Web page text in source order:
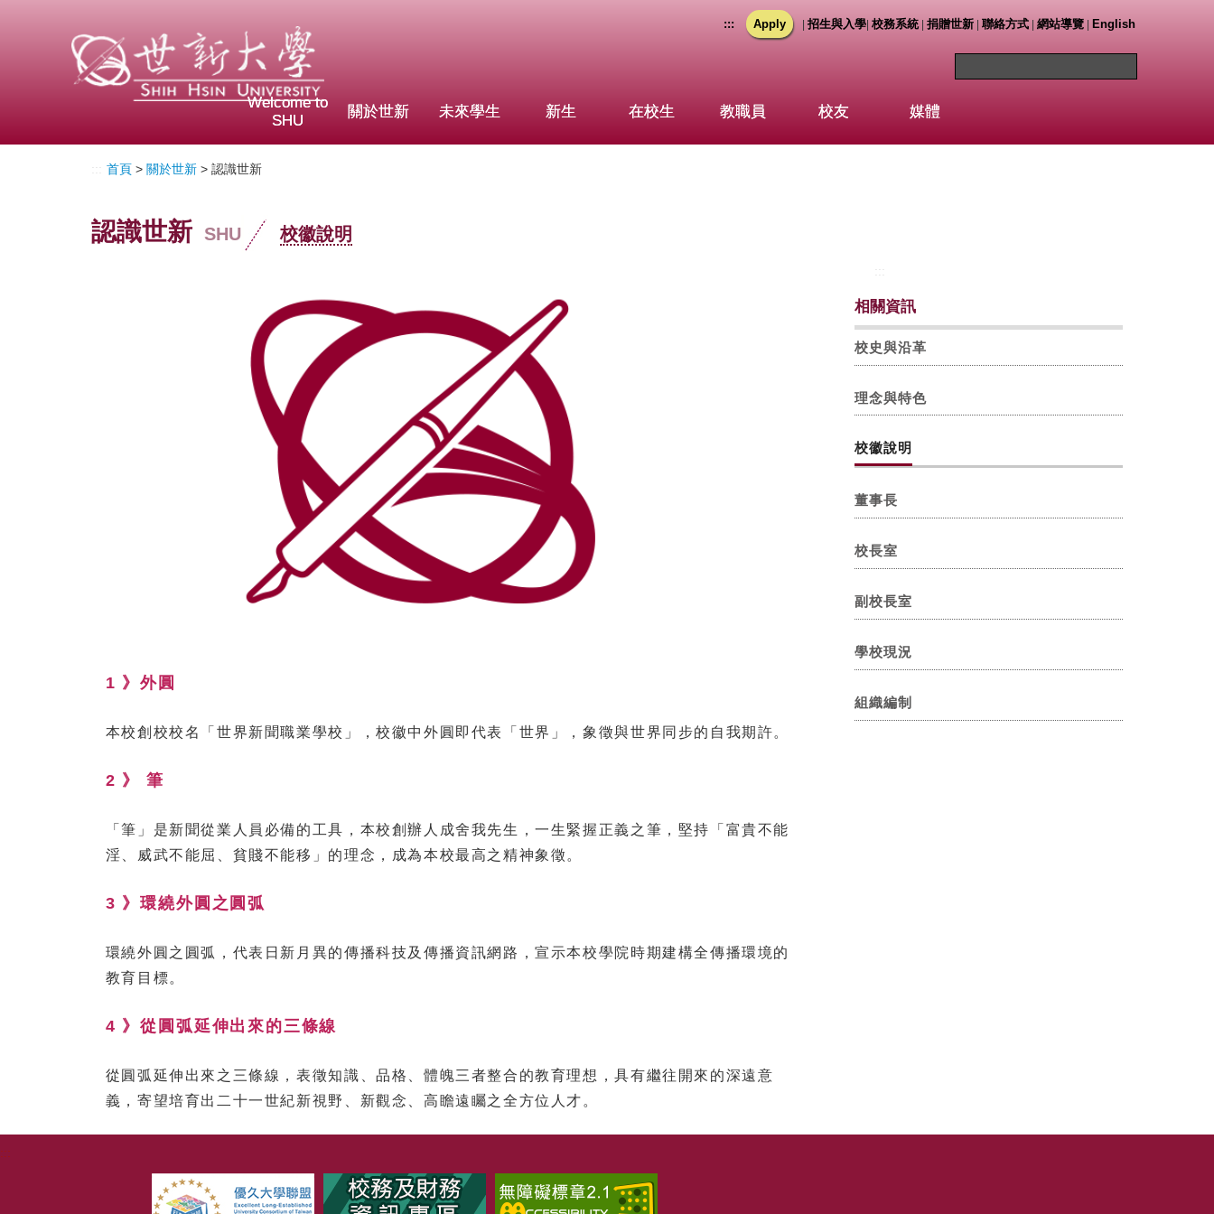
::: Apply 招生與入學| 校務系統| 捐贈世新| 聯絡方式| 網站導覽| English
Welcome to
SHU
關於世新 未來學生 新生 在校生 教職員 校友 媒體
首頁> 關於世新> 認識世新
認識世新 SHU 校徽說明
1 》外圓
本校創校校名「世界新聞職業學校」，校徽中外圓即代表「世界」，象徵與世界同步的自我期許。
2 》 筆
「筆」是新聞從業人員必備的工具，本校創辦人成舍我先生，一生緊握正義之筆，堅持「富貴不能
淫、威武不能屈、貧賤不能移」的理念，成為本校最高之精神象徵。
3 》環繞外圓之圓弧
環繞外圓之圓弧，代表日新月異的傳播科技及傳播資訊網路，宣示本校學院時期建構全傳播環境的
教育目標。
4 》從圓弧延伸出來的三條線
從圓弧延伸出來之三條線，表徵知識、品格、體魄三者整合的教育理想，具有繼往開來的深遠意
義，寄望培育出二十一世紀新視野、新觀念、高瞻遠矚之全方位人才。
相關資訊
校史與沿革
理念與特色
校徽說明
董事長
校長室
副校長室
學校現況
組織編制
:::